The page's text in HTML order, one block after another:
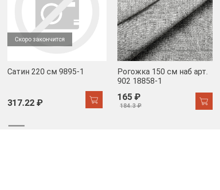
Скоро закончится
Сатин 220 см 9895-1
317.22 ₽
Рогожка 150 см наб арт.
902 18858-1
165 ₽
184.3 ₽